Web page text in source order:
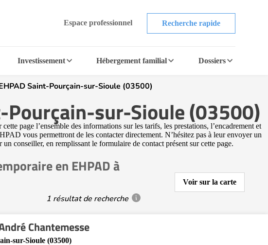
Espace professionnel Recherche rapide
Investissement Hébergement familial Dossiers
Saint-Pourçain-sur-Sioule (03500)
Pourçain-sur-Sioule (03500)
page l’ensemble des informations sur les tarifs, les prestations, l’encadrement et
vous permettront de les contacter directement. N’hésitez pas à leur envoyer un
conseiller, en remplissant le formulaire de contact présent sur cette page.
en EHPAD à
1 résultat de recherche
Voir sur la carte
Chantemesse
sur-Sioule (03500)